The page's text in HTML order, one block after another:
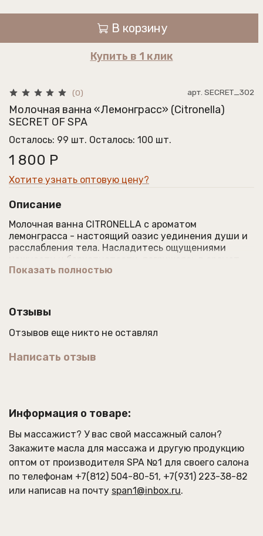
В корзину
Купить в 1 клик
(0) арт. SECRET_302
Молочная ванна «Лемонграсс» (Citronella)
SECRET OF SPA
Осталось: 99 шт. Осталось: 100 шт.
1 800 Р
Хотите узнать оптовую цену?
Описание
Молочная ванна CITRONELLA с ароматом
лемонграсса - настоящий оазис уединения души и
расслабления тела. Насладитесь ощущениями
нежности и бархатистости, погружаясь в аромат
лемонграсса, снимающего стресс и усталость после
подарят ощущение чистоты и гармонии.
Расслабьтесь и забудьте обо всех заботах,
умиротворения.
Fragrance.
Способы применения:
Для принятия ванн:наполнить ванну
теплой водой до комфортной температуры
Показать полностью
Отзывы
Отзывов еще никто не оставлял
Написать отзыв
Информация о товаре:
Вы массажист? У вас свой массажный салон?
Закажите масла для массажа и другую продукцию
оптом от производителя SPA №1 для своего салона
по телефонам +7(812) 504-80-51, +7(931) 223-38-82
или написав на почту span1@inbox.ru.